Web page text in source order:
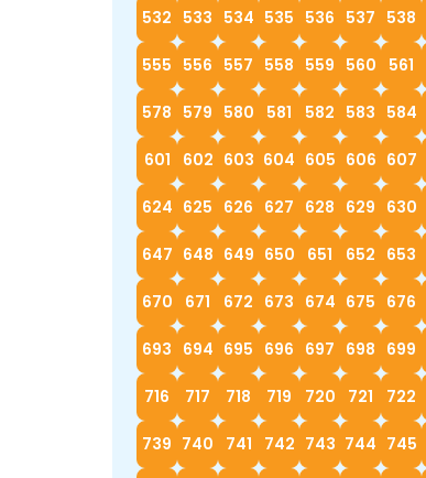
532 533 534 535 536 537 538
555 556 557 558 559 560 561
578 579 580 581 582 583 584
601 602 603 604 605 606 607
624 625 626 627 628 629 630
647 648 649 650 651 652 653
670 671 672 673 674 675 676
693 694 695 696 697 698 699
716 717 718 719 720 721 722
739 740 741 742 743 744 745